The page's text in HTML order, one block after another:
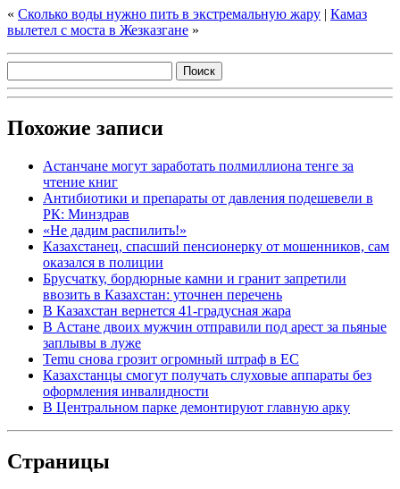
« Сколько воды нужно пить в экстремальную жару | Камаз
вылетел с моста в Жезказгане »
Похожие записи
Астанчане могут заработать полмиллиона тенге за
чтение книг
Антибиотики и препараты от давления подешевели в
РК: Минздрав
«Не дадим распилить!»
Казахстанец, спасший пенсионерку от мошенников, сам
оказался в полиции
Брусчатку, бордюрные камни и гранит запретили
ввозить в Казахстан: уточнен перечень
В Казахстан вернется 41-градусная жара
В Астане двоих мужчин отправили под арест за пьяные
заплывы в луже
Temu снова грозит огромный штраф в ЕС
Казахстанцы смогут получать слуховые аппараты без
оформления инвалидности
В Центральном парке демонтируют главную арку
Страницы